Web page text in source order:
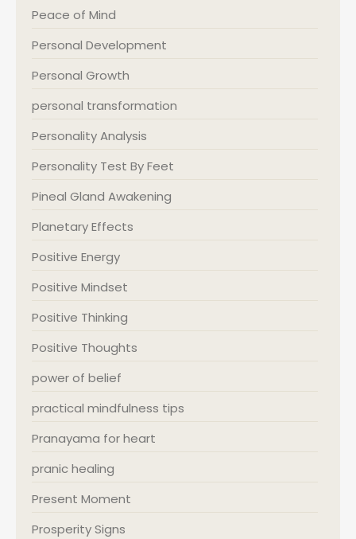
Peace of Mind
Personal Development
Personal Growth
personal transformation
Personality Analysis
Personality Test By Feet
Pineal Gland Awakening
Planetary Effects
Positive Energy
Positive Mindset
Positive Thinking
Positive Thoughts
power of belief
practical mindfulness tips
Pranayama for heart
pranic healing
Present Moment
Prosperity Signs